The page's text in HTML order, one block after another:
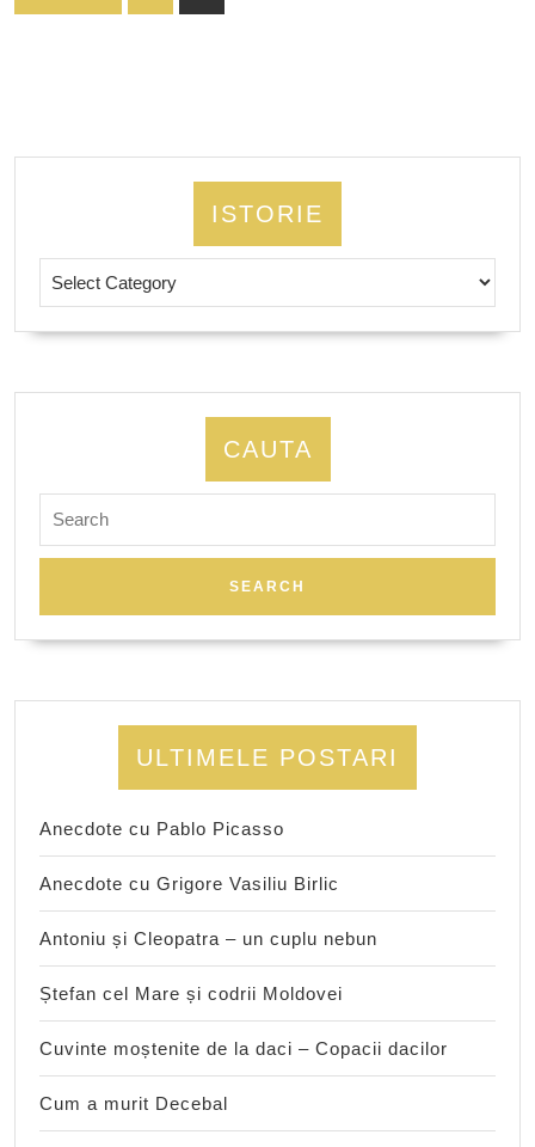
pagination
ISTORIE
CAUTA
for:
ULTIMELE POSTARI
Anecdote cu Pablo Picasso
Anecdote cu Grigore Vasiliu Birlic
Antoniu și Cleopatra – un cuplu nebun
Ștefan cel Mare și codrii Moldovei
Cuvinte moștenite de la daci – Copacii dacilor
Cum a murit Decebal